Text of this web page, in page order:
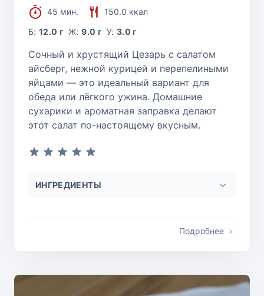
45 мин.
150.0 ккал
Б:12.0 г Ж:9.0 г У:3.0 г
Сочный и хрустящий Цезарь с салатом
айсберг, нежной курицей и перепелиными
яйцами — это идеальный вариант для
обеда или лёгкого ужина. Домашние
сухарики и ароматная заправка делают
этот салат по-настоящему вкусным.
ИНГРЕДИЕНТЫ
Подробнее